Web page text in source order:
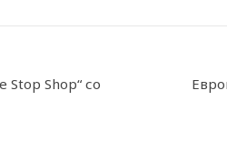
Stop Shop“ со